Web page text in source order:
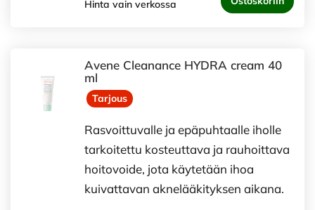
Hinta vain verkossa
Avene Cleanance HYDRA cream 40
ml
Tarjous
Rasvoittuvalle ja epäpuhtaalle iholle
tarkoitettu kosteuttava ja rauhoittava
hoitovoide, jota käytetään ihoa
kuivattavan aknelääkityksen aikana.